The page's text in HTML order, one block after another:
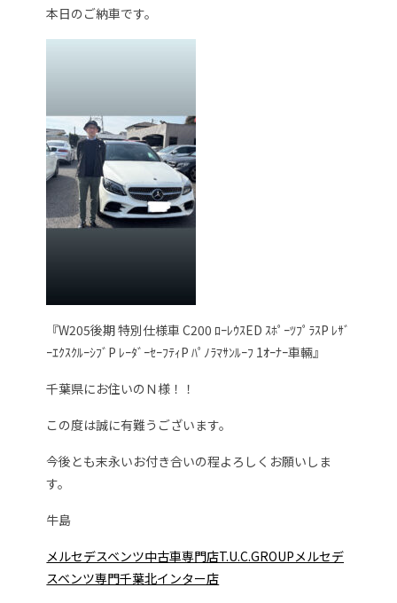
会社概要
本日のご納車です。
『W205後期 特別仕様車 C200 ﾛｰﾚｳｽED ｽﾎﾟｰﾂﾌﾟﾗｽP ﾚｻﾞ
ｰｴｸｽｸﾙｰｼﾌﾞP ﾚｰﾀﾞｰｾｰﾌﾃｨP ﾊﾟﾉﾗﾏｻﾝﾙｰﾌ 1ｵｰﾅｰ車輛』
千葉県にお住いのＮ様！！
この度は誠に有難うございます。
今後とも末永いお付き合いの程よろしくお願いしま
す。
牛島
メルセデスベンツ中古車専門店T.U.C.GROUPメルセデ
スベンツ専門千葉北インター店